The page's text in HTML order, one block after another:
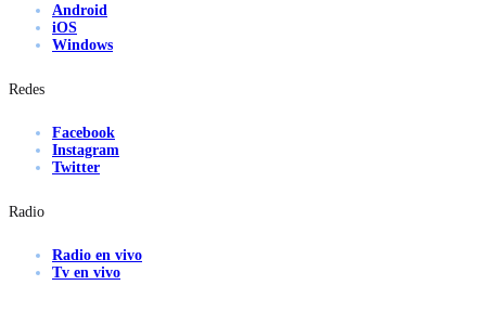
Android
iOS
Windows
Redes
Facebook
Instagram
Twitter
Radio
Radio en vivo
Tv en vivo